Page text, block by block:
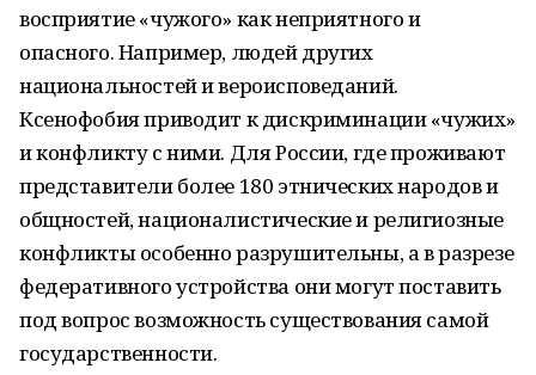
восприятие «чужого» как неприятного и
опасного. Например, людей других
национальностей и вероисповеданий.
Ксенофобия приводит к дискриминации «чужих»
и конфликту с ними. Для России, где проживают
представители более 180 этнических народов и
общностей, националистические и религиозные
конфликты особенно разрушительны, а в разрезе
федеративного устройства они могут поставить
под вопрос возможность существования самой
государственности.